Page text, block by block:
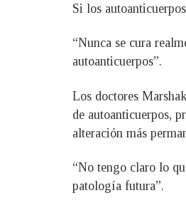
Si los
“Nunca se cura
autoanticuerpos”.
Los doctores
de autoanticuerpos,
alteración más
“No tengo claro lo
patología futura”.